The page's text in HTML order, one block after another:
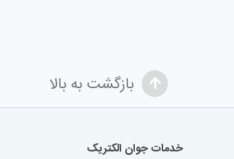
بازگشت به بالا
خدمات جوان الکتریک